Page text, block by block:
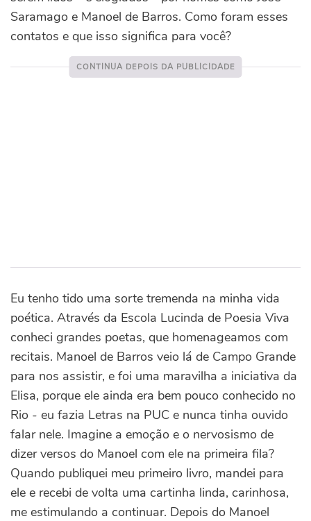
Saramago e Manoel de Barros. Como foram esses
contatos e que isso significa para você?
Eu tenho tido uma sorte tremenda na minha vida
poética. Através da Escola Lucinda de Poesia Viva
conheci grandes poetas, que homenageamos com
recitais. Manoel de Barros veio lá de Campo Grande
para nos assistir, e foi uma maravilha a iniciativa da
Elisa, porque ele ainda era bem pouco conhecido no
Rio - eu fazia Letras na PUC e nunca tinha ouvido
falar nele. Imagine a emoção e o nervosismo de
dizer versos do Manoel com ele na primeira fila?
Quando publiquei meu primeiro livro, mandei para
ele e recebi de volta uma cartinha linda, carinhosa,
me estimulando a continuar. Depois do Manoel